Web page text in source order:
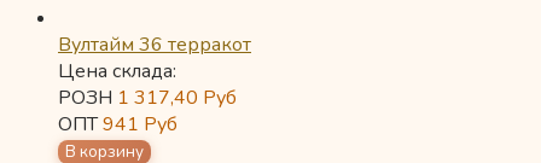
Вултайм 36 терракот
Цена склада:
РОЗН 1 317,40 Руб
ОПТ941 Руб